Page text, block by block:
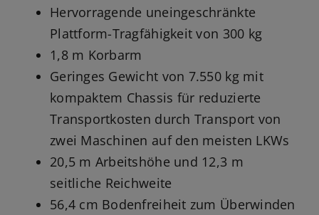
Hervorragende uneingeschränkte
Plattform-Tragfähigkeit von 300 kg
1,8 m Korbarm
Geringes Gewicht von 7.550 kg mit
kompaktem Chassis für reduzierte
Transportkosten durch Transport von
zwei Maschinen auf den meisten LKWs
20,5 m Arbeitshöhe und 12,3 m
seitliche Reichweite
56,4 cm Bodenfreiheit zum Überwinden